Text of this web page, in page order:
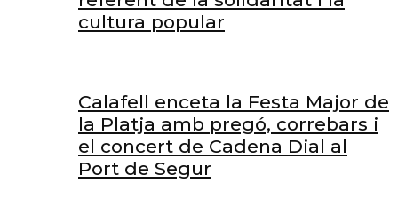
cultura popular
Calafell enceta la Festa Major de
la Platja amb pregó, correbars i
el concert de Cadena Dial al
Port de Segur